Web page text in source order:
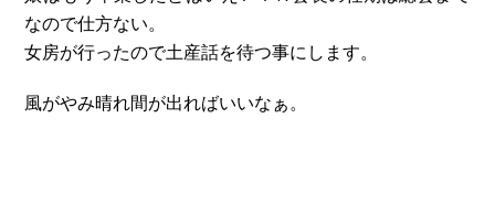
なので仕方ない。
女房が行ったので土産話を待つ事にします。
風がやみ晴れ間が出ればいいなぁ。